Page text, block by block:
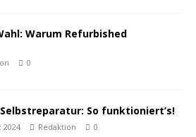
Warum Refurbished
0
So funktioniert’s!
2024 Redaktion 0